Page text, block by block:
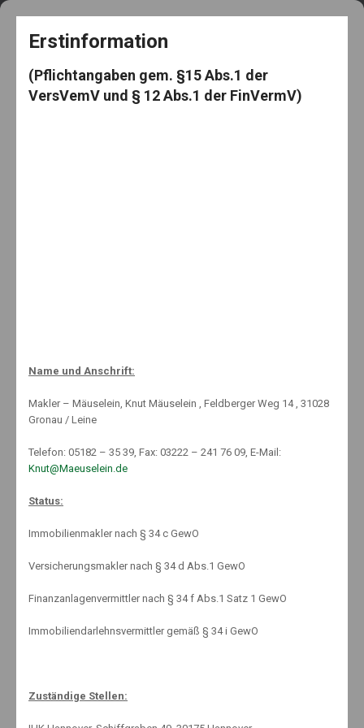
+49 5182 3539 frag@den-knut.de
Makler-Mäuselein
Categories: Kfz-Versicherung,News No Comments
Autofahrer, aufgepasst! Am 01.05.2014 tritt für die Flensburger
ändert sich für die Verkehrsteilnehmer? Dies zeigt der kurze
bedacht werden können. Bislang erhielt ein Verkehrsteilnehmer
Straßenverkehrsordnung und musste bei 18 Punkten den
Erstinformation
(Pflichtangaben gem. §15 Abs.1 der
VersVemV und § 12 Abs.1 der FinVermV)
Name und Anschrift:
Makler – Mäuselein, Knut Mäuselein , Feldberger Weg 14 , 31028
Gronau / Leine
Telefon: 05182 – 35 39, Fax: 03222 – 241 76 09, E-Mail:
Knut@Maeuselein.de
Status:
Immobilienmakler nach § 34 c GewO
Versicherungsmakler nach § 34 d Abs.1 GewO
Finanzanlagenvermittler nach § 34 f Abs.1 Satz 1 GewO
Immobiliendarlehnsvermittler gemäß § 34 i GewO
Zuständige Stellen: